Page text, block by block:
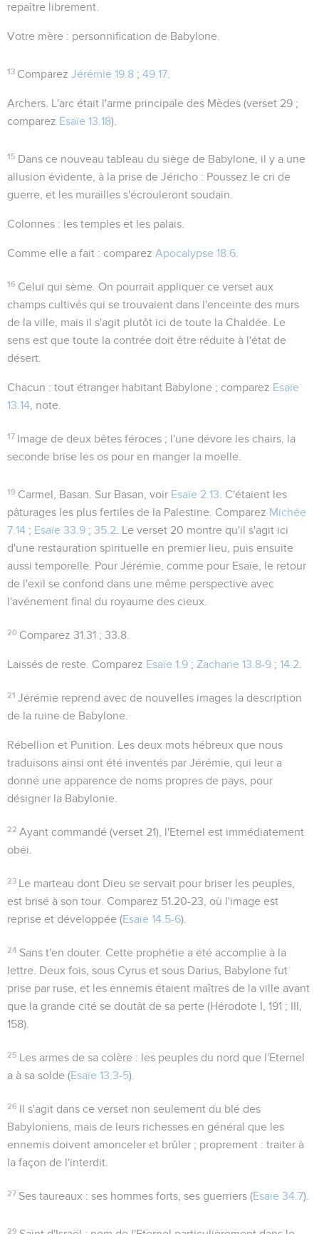
repaître librement.
Votre mère : personnification de Babylone.
13 ComparezJérémie 19.8 ;49.17
Archers . L'arc était l'arme principale des Mèdes (verset 29 ;
comparez Esaïe 13.18).
15 Dans ce nouveau tableau du siège de Babylone, il y a une
allusion évidente, à la prise de Jéricho : Poussez le cri de
guerre, et les murailles s'écrouleront soudain
Colonnes : les temples et les palais.
Comme elle a fait : comparez Apocalypse 18.6
16 Celui qui sème . On pourrait appliquer ce verset aux
champs cultivés qui se trouvaient dans l'enceinte des murs
de la ville, mais il s'agit plutôt ici de toute la Chaldée. Le
sens est que toute la contrée doit être réduite à l'état de
désert.
Chacun : tout étranger habitant Babylone ; comparez Esaïe
13.14 , note.
17 Image de deux bêtes féroces ; l'une dévore les chairs, la
seconde brise les os pour en manger la moelle.
19 Carmel, Basan . Sur Basan, voir Esaïe 2.13 . C'étaient les
pâturages les plus fertiles de la Palestine. Comparez Michée
7.14 ; Esaïe 33.9 ; 35.2 . Le verset 20 montre qu'il s'agit ici
d'une restauration spirituelle en premier lieu, puis ensuite
aussi temporelle. Pour Jérémie, comme pour Esaïe, le retour
de l'exil se confond dans une même perspective avec
l'avénement final du royaume des cieux.
20 Comparez31.31 ; 33.8
Laissés de reste . Comparez Esaïe 1.9 ; Zacharie 13.8-9 ; 14.2
21 Jérémie reprend avec de nouvelles images la description
de la ruine de Babylone.
Rébellion et Punition . Les deux mots hébreux que nous
traduisons ainsi ont été inventés par Jérémie, qui leur a
donné une apparence de noms propres de pays, pour
désigner la Babylonie.
22 Ayant commandé (verset 21), l'Eternel est immédiatement
obéi.
23 Le marteau dont Dieu se servait pour briser les peuples,
est brisé à son tour. Comparez 51.20-23 , où l'image est
reprise et développée (Esaïe 14.5-6).
24 Sans t'en douter . Cette prophétie a été accomplie à la
lettre. Deux fois, sous Cyrus et sous Darius, Babylone fut
prise par ruse, et les ennemis étaient maîtres de la ville avant
que la grande cité se doutât de sa perte (Hérodote I, 191 ; III,
158).
25 Les armes de sa colère : les peuples du nord que l'Eternel
a à sa solde (Esaïe 13.3-5).
26 Il s'agit dans ce verset non seulement du blé des
Babyloniens, mais de leurs richesses en général que les
ennemis doivent amonceler et brûler ; proprement : traiter à
la façon de l'interdit.
27 Ses taureaux : ses hommes forts, ses guerriers (Esaïe 34.7).
29